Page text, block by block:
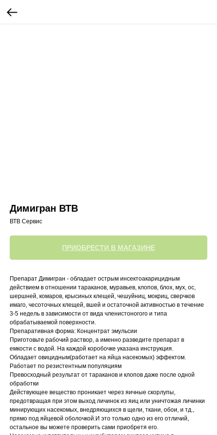
Димигран ВТВ
ВТВ Сервис
ПРИОБРЕСТИ В МАГАЗИНЕ
Препарат Димигран - обладает острым инсектоакарицидным
действием в отношении тараканов, муравьев, клопов, блох, мух, ос,
шершней, комаров, крысиных клещей, чешуйниц, мокриц, сверчков
имаго, чесоточных клещей, вшей и остаточной активностью в течение
3-5 недель в зависимости от вида членистоногого и типа
обрабатываемой поверхности.
Препаративная форма: Концентрат эмульсии
Приготовьте рабочий раствор, а именно разведите препарат в
емкости с водой. На каждой коробочке указана инструкция.
Обладает овицидным(работает на яйца насекомых) эффектом.
Работает по резистентным популяциям
Превосходный результат от тараканов и клопов даже после одной
обработки
Действующее вещество проникает через яичные скорлупы,
предотвращая при этом выход личинок из яиц или уничтожая личинки
минирующих насекомых, внедряющихся в щели, ткани, обои, и тд.,
прямо под яйцевой оболочкой.И это только одно из его отличий,
остальное вы можете проверить сами приобретя его.